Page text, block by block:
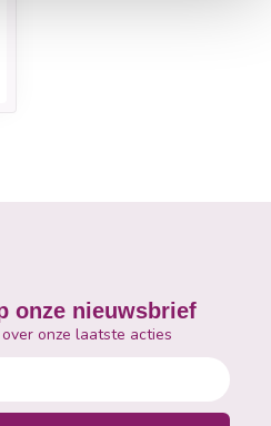
onze nieuwsbrief
onze laatste acties